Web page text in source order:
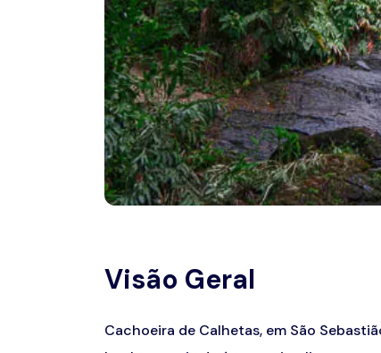
Visão Geral
Cachoeira de Calhetas, em São